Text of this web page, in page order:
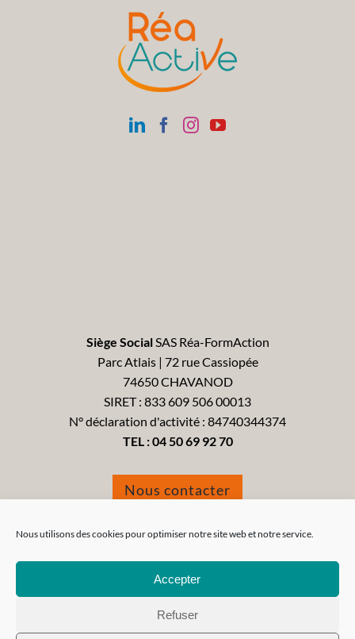
Nous utilisons des cookies pour optimiser notre site web et notre service.
Accepter
Refuser
Siège SocialSAS Réa-FormAction
Parc Atlais | 72 rue Cassiopée
74650 CHAVANOD
SIRET : 833 609 506 00013
N° déclaration d'activité : 84740344374
TEL :04 50 69 92 70
Nous contacter